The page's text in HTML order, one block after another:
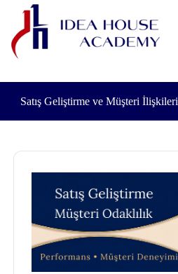
Satış Geliştirme ve Müşteri İlişkileri